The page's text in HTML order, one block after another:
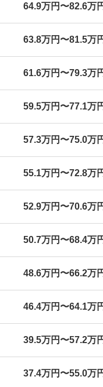
64.9万円〜82.6万
63.8万円〜81.5万
61.6万円〜79.3万
59.5万円〜77.1万
57.3万円〜75.0万
55.1万円〜72.8万
52.9万円〜70.6万
50.7万円〜68.4万
48.6万円〜66.2万
46.4万円〜64.1万
39.5万円〜57.2万
37.4万円〜55.0万